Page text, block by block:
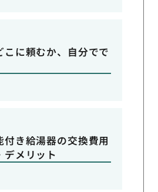
こに頼むか、自分でで
付き給湯器の交換費用
デメリット